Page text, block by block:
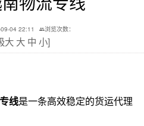
04 22:11
浏览次数：
大 大 中 小]
线是一条高效稳定的货运代理